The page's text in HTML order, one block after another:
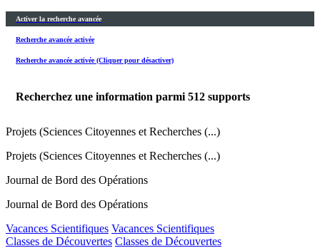
Activer la recherche avancée
Recherche avancée activée
Recherche avancée activée (Cliquer pour désactiver)
Recherchez une information parmi 512 supports
Projets (Sciences Citoyennes et Recherches (...)
Projets (Sciences Citoyennes et Recherches (...)
Journal de Bord des Opérations
Journal de Bord des Opérations
Vacances Scientifiques Vacances Scientifiques
Classes de Découvertes Classes de Découvertes